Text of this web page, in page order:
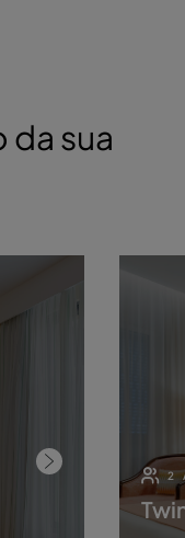
da sua
2